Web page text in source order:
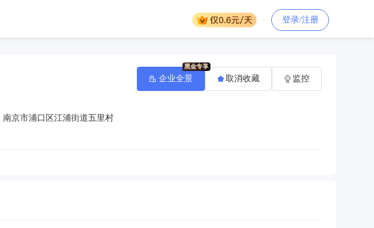
登录/注册
南京市浦口区江浦街道五里村
企业全景 取消收藏 监控